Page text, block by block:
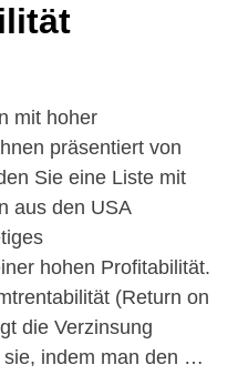
mit hoher
präsentiert von
Sie eine Liste mit
aus den USA
hohen Profitabilität.
(Return on
die Verzinsung
sie, indem man den …